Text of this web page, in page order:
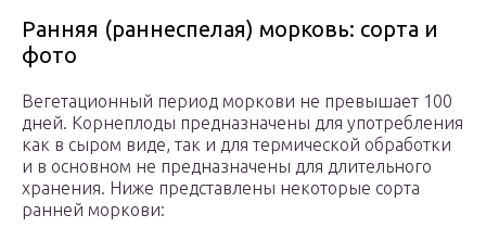
Ранняя (раннеспелая) морковь: сорта и
фото
Вегетационный период моркови не превышает 100
дней. Корнеплоды предназначены для употребления
как в сыром виде, так и для термической обработки
и в основном не предназначены для длительного
хранения. Ниже представлены некоторые сорта
ранней моркови: